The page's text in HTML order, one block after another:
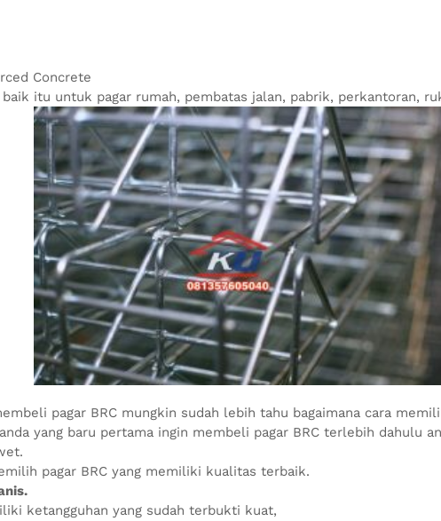
Concrete
itu untuk pagar rumah, pembatas jalan, pabrik, perkantoran,
pagar BRC mungkin sudah lebih tahu bagaimana cara
yang baru pertama ingin membeli pagar BRC terlebih dahulu
pagar BRC yang memiliki kualitas terbaik.
ketangguhan yang sudah terbukti kuat,